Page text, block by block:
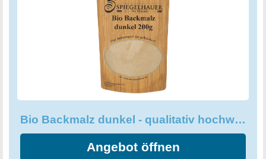
Bio Backmalz dunkel - qualitativ hochwertig und enzyminaktiv
Angebot öffnen